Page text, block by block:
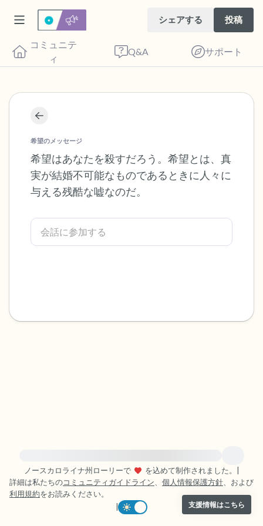
シェアする 投稿
コミュニテ
ィ
Q&A サポート
希望のメッセージ
希望はあなたを殺すだろう。希望とは、真
実が結婚不可能なものであるときに人々に
与える残酷な嘘なのだ。
ノースカロライナ州ローリーで
を込めて制作されました。
詳細は私たちのコミュニティガイドライン、 個人情報保護方針、および
利用規約をお読みください。
支援情報はこちら
座り心地の良い場所を見つけてください。
目を軽く閉じて、深呼吸を数回します。鼻
から息を吸い（3つ数え）、口から息を吐
きます（3つ数え）。さあ、目を開けて周
りを見回してください。以下のことを声に
見えるもの5つ（部屋の中と窓の外を見る